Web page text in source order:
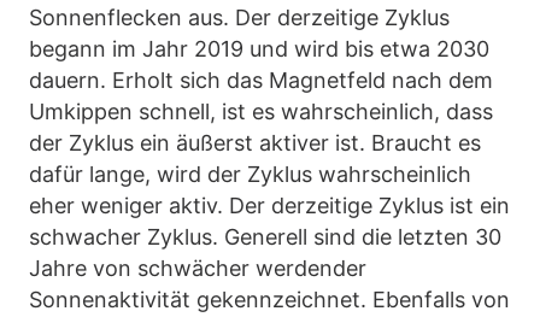
Sonnenflecken aus. Der derzeitige Zyklus
begann im Jahr 2019 und wird bis etwa 2030
dauern. Erholt sich das Magnetfeld nach dem
Umkippen schnell, ist es wahrscheinlich, dass
der Zyklus ein äußerst aktiver ist. Braucht es
dafür lange, wird der Zyklus wahrscheinlich
eher weniger aktiv. Der derzeitige Zyklus ist ein
schwacher Zyklus. Generell sind die letzten 30
Jahre von schwächer werdender
Sonnenaktivität gekennzeichnet. Ebenfalls von